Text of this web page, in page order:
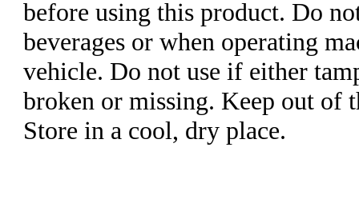
before using this product. Do
beverages or when operating
vehicle. Do not use if either
broken or missing. Keep out of
Store in a cool, dry place.